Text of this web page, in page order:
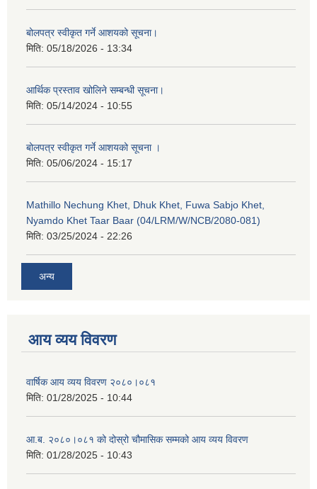
बोलपत्र स्वीकृत गर्ने आशयको सूचना।
मिति: 05/18/2026 - 13:34
आर्थिक प्रस्ताव खोलिने सम्बन्धी सूचना।
मिति: 05/14/2024 - 10:55
बोलपत्र स्वीकृत गर्ने आशयको सूचना ।
मिति: 05/06/2024 - 15:17
Mathillo Nechung Khet, Dhuk Khet, Fuwa Sabjo Khet,
Nyamdo Khet Taar Baar (04/LRM/W/NCB/2080-081)
मिति: 03/25/2024 - 22:26
अन्य
आय व्यय विवरण
वार्षिक आय व्यय विवरण २०८०।०८१
मिति: 01/28/2025 - 10:44
आ.ब. २०८०।०८१ को दोस्रो चौमासिक सम्मको आय व्यय विवरण
मिति: 01/28/2025 - 10:43